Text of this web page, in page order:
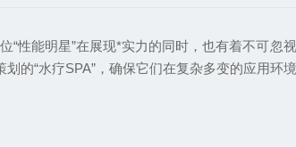
“性能明星”在展现*实力的同时，也有着不可忽
“水疗SPA”，确保它们在复杂多变的应用环境